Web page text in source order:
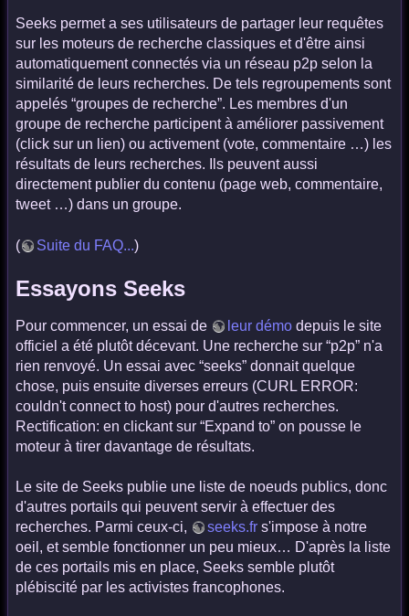
Seeks permet a ses utilisateurs de partager leur requêtes
sur les moteurs de recherche classiques et d'être ainsi
automatiquement connectés via un réseau p2p selon la
similarité de leurs recherches. De tels regroupements sont
appelés “groupes de recherche”. Les membres d'un
groupe de recherche participent à améliorer passivement
(click sur un lien) ou activement (vote, commentaire …) les
résultats de leurs recherches. Ils peuvent aussi
directement publier du contenu (page web, commentaire,
tweet …) dans un groupe.
( Suite du FAQ...)
Essayons Seeks
Pour commencer, un essai de leur démo depuis le site
officiel a été plutôt décevant. Une recherche sur “p2p” n'a
rien renvoyé. Un essai avec “seeks” donnait quelque
chose, puis ensuite diverses erreurs (CURL ERROR:
couldn't connect to host) pour d'autres recherches.
Rectification: en clickant sur “Expand to” on pousse le
moteur à tirer davantage de résultats.
Le site de Seeks publie une liste de noeuds publics, donc
d'autres portails qui peuvent servir à effectuer des
recherches. Parmi ceux-ci,
seeks.fr s'impose à notre
oeil, et semble fonctionner un peu mieux… D'après la liste
de ces portails mis en place, Seeks semble plutôt
plébiscité par les activistes francophones.